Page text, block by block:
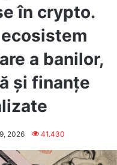
în crypto.
a banilor,
și finanțe
2026 41.430